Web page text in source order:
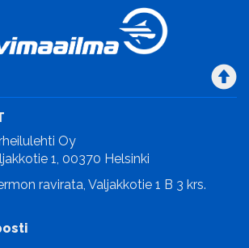
Oy
1, 00370 Helsinki
ravirata, Valjakkotie 1 B 3 krs.